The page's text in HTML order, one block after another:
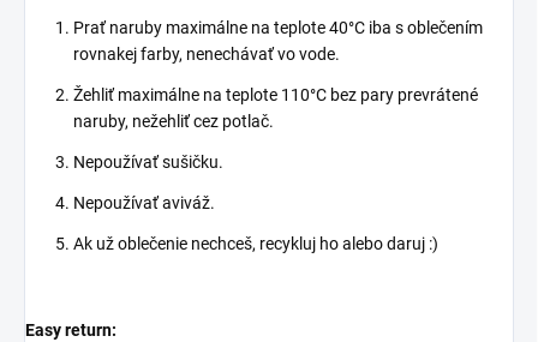
Prať naruby maximálne na teplote 40°C iba s oblečením
rovnakej farby, nenechávať vo vode.
Žehliť maximálne na teplote 110°C bez pary prevrátené
naruby, nežehliť cez potlač.
Nepoužívať sušičku.
Nepoužívať aviváž.
Ak už oblečenie nechceš, recykluj ho alebo daruj :)
Easy return: